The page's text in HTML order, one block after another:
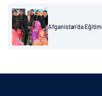
Afganistan'da